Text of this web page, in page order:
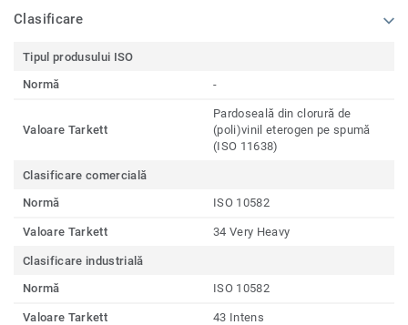
Clasificare
Tipul produsului ISO
Normă
-
Valoare Tarkett
Pardoseală din clorură de
(poli)vinil eterogen pe spumă
(ISO 11638)
Clasificare comercială
Normă
ISO 10582
Valoare Tarkett 34 Very Heavy
Clasificare industrială
Normă
ISO 10582
Valoare Tarkett 43 Intens